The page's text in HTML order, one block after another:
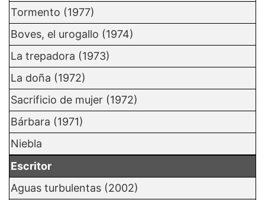
Tormento (1977)
Boves, el urogallo (1974)
La trepadora (1973)
La doña (1972)
Sacrificio de mujer (1972)
Bárbara (1971)
Niebla
Escritor
Aguas turbulentas (2002)